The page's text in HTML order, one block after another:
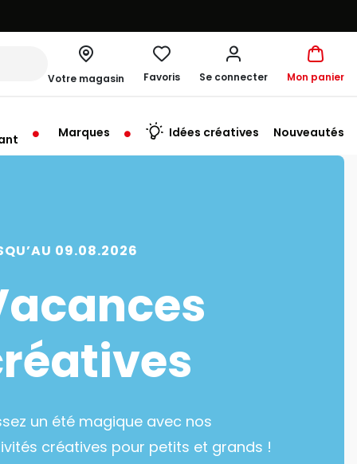
Votre magasin
à 19:30
Favoris Se connecter Mon panier
Marques Idées créatives Nouveautés
09.08.2026
un été magique avec nos
créatives pour petits et grands !